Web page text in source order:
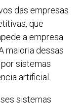
das empresas
que
a empresa
maioria dessas
sistemas
artificial.
sistemas